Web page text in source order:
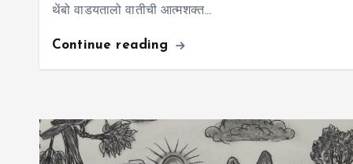
थेंबो वाडयतालो वातीची आत्मशक्त…
Continue reading